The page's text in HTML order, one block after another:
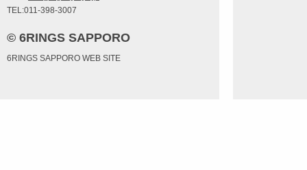
TEL:011-398-3007
© 6RINGS SAPPORO
6RINGS SAPPORO WEB SITE